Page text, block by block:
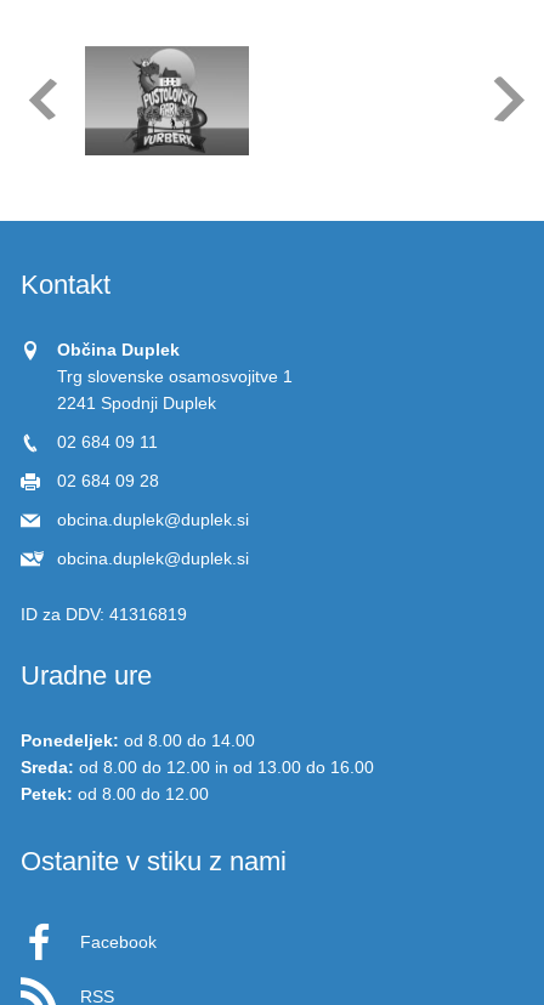
Kontakt
Občina Duplek
Trg slovenske osamosvojitve 1
2241 Spodnji Duplek
02 684 09 11
02 684 09 28
obcina.duplek@duplek.si
obcina.duplek@duplek.si
ID za DDV: 41316819
Uradne ure
Ponedeljek: od 8.00 do 14.00
Sreda: od 8.00 do 12.00 in od 13.00 do 16.00
Petek: od 8.00 do 12.00
Ostanite v stiku z nami
Facebook
RSS